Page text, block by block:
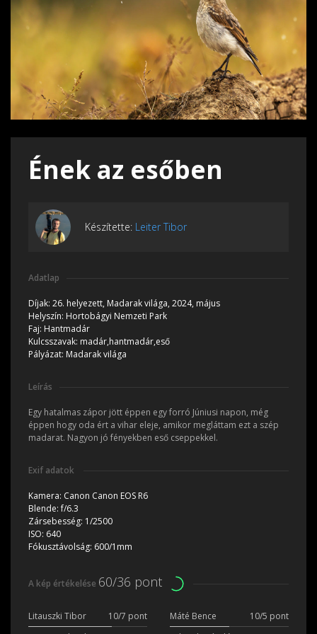
Ének az esőben
Készítette: Leiter Tibor
Adatlap
Díjak: 26. helyezett, Madarak világa, 2024, május
Helyszín: Hortobágyi Nemzeti Park
Faj: Hantmadár
Kulcsszavak: madár,hantmadár,eső
Pályázat: Madarak világa
Leírás
Egy hatalmas zápor jött éppen egy forró Júniusi napon, még
éppen hogy oda ért a vihar eleje, amikor megláttam ezt a szép
madarat. Nagyon jó fényekben eső cseppekkel.
Exif adatok
Kamera: Canon Canon EOS R6
Blende:f/6.3
Zársebesség: 1/2500
ISO: 640
Fókusztávolság: 600/1mm
A kép értékelése 60/36 pont
Litauszki Tibor 10/7 pont Máté Bence
10/5 pont